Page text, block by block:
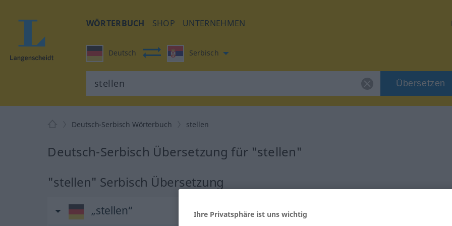
WÖRTERBUCH SHOP UNTERNEHMEN
Deutsch Serbisch
Übersetzen
Deutsch-Serbisch Wörterbuch stellen
Deutsch-Serbisch Übersetzung für "stellen"
"stellen" Serbisch Übersetzung
„stellen“ Ihre Privatsphäre ist uns wichtig